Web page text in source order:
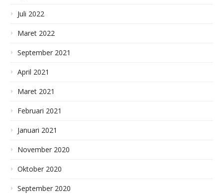
Juli 2022
Maret 2022
September 2021
April 2021
Maret 2021
Februari 2021
Januari 2021
November 2020
Oktober 2020
September 2020